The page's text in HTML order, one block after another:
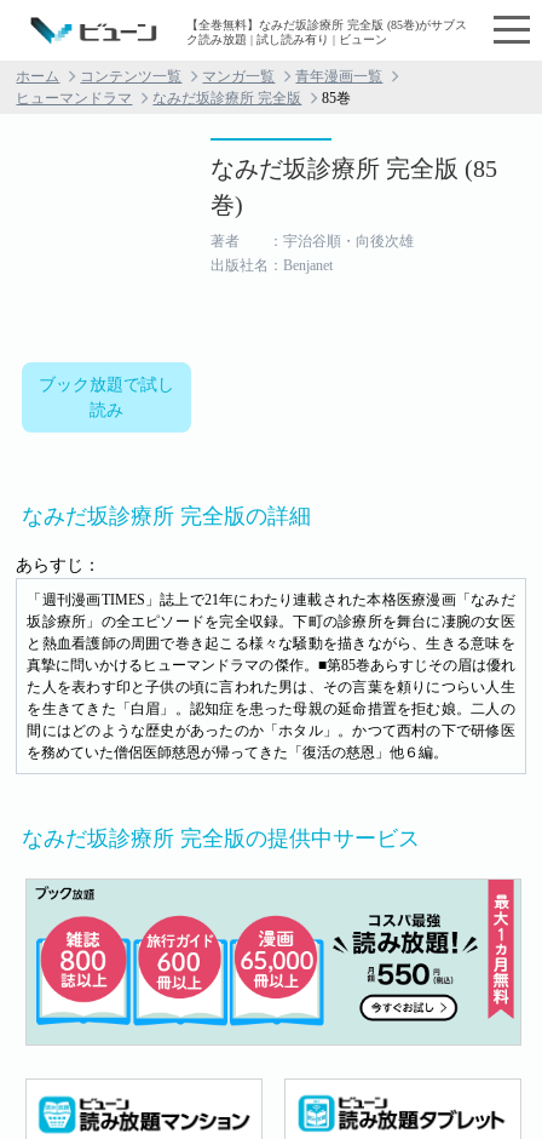
【全巻無料】なみだ坂診療所 完全版 (85巻)がサブス
ク読み放題 | 試し読み有り | ビューン
ホーム コンテンツ一覧 マンガ一覧
青年漫画一覧
ヒューマンドラマ
なみだ坂診療所 完全版 85巻
ブック放題で試し
読み
なみだ坂診療所 完全版 (85
巻)
著者 ：宇治谷順・向後次雄
出版社名：Benjanet
なみだ坂診療所 完全版の詳細
あらすじ：
「週刊漫画TIMES」誌上で21年にわたり連載された本格医療漫画「なみだ
坂診療所」の全エピソードを完全収録。下町の診療所を舞台に凄腕の女医
と熱血看護師の周囲で巻き起こる様々な騒動を描きながら、生きる意味を
真摯に問いかけるヒューマンドラマの傑作。■第85巻あらすじその眉は優れ
た人を表わす印と子供の頃に言われた男は、その言葉を頼りにつらい人生
を生きてきた「白眉」。認知症を患った母親の延命措置を拒む娘。二人の
間にはどのような歴史があったのか「ホタル」。かつて西村の下で研修医
を務めていた僧侶医師慈恩が帰ってきた「復活の慈恩」他６編。
なみだ坂診療所 完全版の提供中サービス